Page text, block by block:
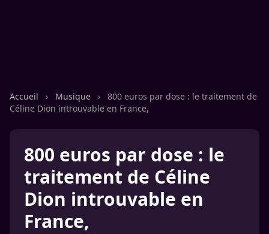
Accueil › Musique ›
800 euros par dose : le traitement de
Céline Dion introuvable en France,
800 euros par dose : le
traitement de Céline
Dion introuvable en
France,